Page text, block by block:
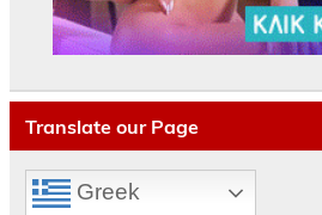
Translate our Page
Greek